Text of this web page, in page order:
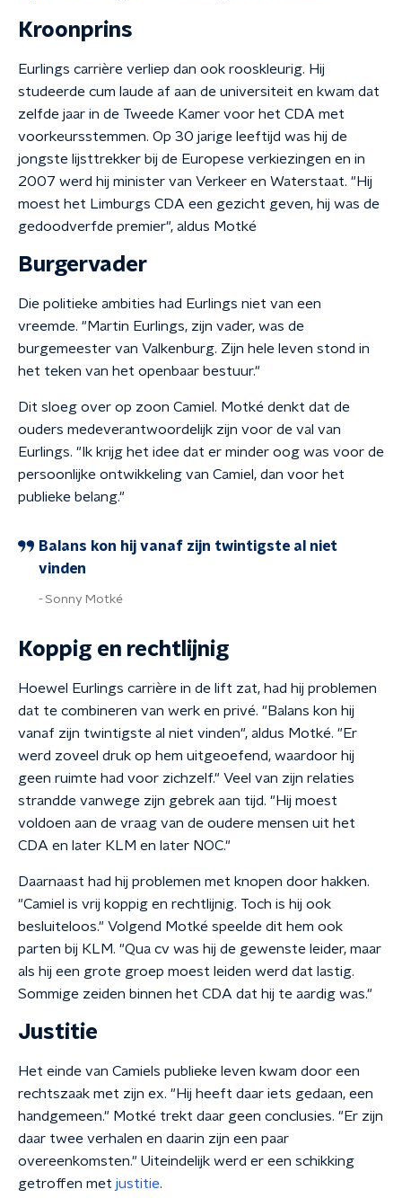
Kroonprins
Eurlings carrière verliep dan ook rooskleurig. Hij
studeerde cum laude af aan de universiteit en kwam dat
zelfde jaar in de Tweede Kamer voor het CDA met
voorkeursstemmen. Op 30 jarige leeftijd was hij de
jongste lijsttrekker bij de Europese verkiezingen en in
2007 werd hij minister van Verkeer en Waterstaat. "Hij
moest het Limburgs CDA een gezicht geven, hij was de
gedoodverfde premier", aldus Motké
Burgervader
Die politieke ambities had Eurlings niet van een
vreemde. "Martin Eurlings, zijn vader, was de
burgemeester van Valkenburg. Zijn hele leven stond in
het teken van het openbaar bestuur."
Dit sloeg over op zoon Camiel. Motké denkt dat de
ouders medeverantwoordelijk zijn voor de val van
Eurlings. "Ik krijg het idee dat er minder oog was voor de
persoonlijke ontwikkeling van Camiel, dan voor het
publieke belang."
Balans kon hij vanaf zijn twintigste al niet
vinden
Sonny Motké
Koppig en rechtlijnig
Hoewel Eurlings carrière in de lift zat, had hij problemen
dat te combineren van werk en privé. "Balans kon hij
vanaf zijn twintigste al niet vinden", aldus Motké. "Er
werd zoveel druk op hem uitgeoefend, waardoor hij
geen ruimte had voor zichzelf." Veel van zijn relaties
strandde vanwege zijn gebrek aan tijd. "Hij moest
voldoen aan de vraag van de oudere mensen uit het
CDA en later KLM en later NOC."
Daarnaast had hij problemen met knopen door hakken.
"Camiel is vrij koppig en rechtlijnig. Toch is hij ook
besluiteloos." Volgend Motké speelde dit hem ook
parten bij KLM. "Qua cv was hij de gewenste leider, maar
als hij een grote groep moest leiden werd dat lastig.
Sommige zeiden binnen het CDA dat hij te aardig was."
Justitie
Het einde van Camiels publieke leven kwam door een
rechtszaak met zijn ex. "Hij heeft daar iets gedaan, een
handgemeen." Motké trekt daar geen conclusies. "Er zijn
daar twee verhalen en daarin zijn een paar
overeenkomsten." Uiteindelijk werd er een schikking
getroffen met justitie.